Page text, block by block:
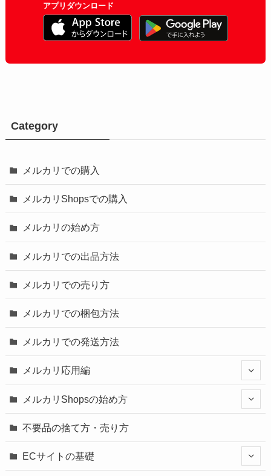
アプリダウンロード
Category
メルカリでの購入
メルカリShopsでの購入
メルカリの始め方
メルカリでの出品方法
メルカリでの売り方
メルカリでの梱包方法
メルカリでの発送方法
メルカリ応用編
メルカリShopsの始め方
不要品の捨て方・売り方
ECサイトの基礎